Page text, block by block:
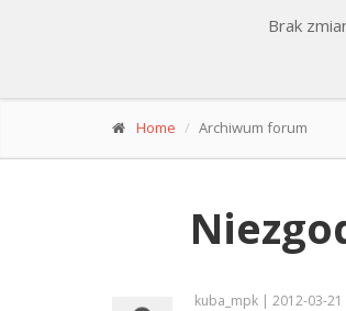
Brak
Home Archiwum forum
kuba_mpk | 2012-03-21